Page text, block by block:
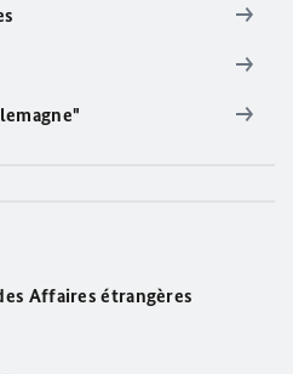
Affaires étrangères